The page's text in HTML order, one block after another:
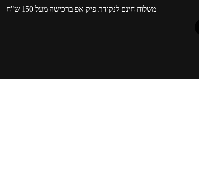
משלוח חינם לנקודת פיק אפ ברכישה מעל 150 ש"ח